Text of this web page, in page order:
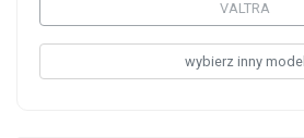
VALTRA
wybierz inny model